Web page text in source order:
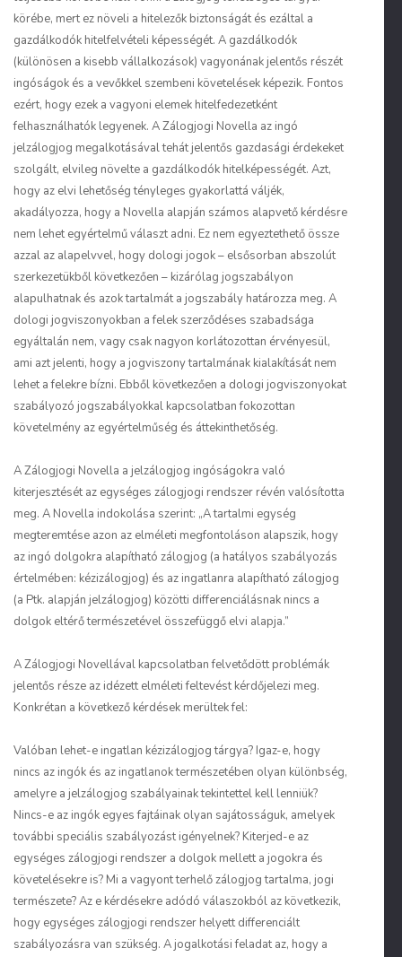
körébe, mert ez növeli a hitelezők biztonságát és ezáltal a
gazdálkodók hitelfelvételi képességét. A gazdálkodók
(különösen a kisebb vállalkozások) vagyonának jelentős részét
ingóságok és a vevőkkel szembeni követelések képezik. Fontos
ezért, hogy ezek a vagyoni elemek hitelfedezetként
felhasználhatók legyenek. A Zálogjogi Novella az ingó
jelzálogjog megalkotásával tehát jelentős gazdasági érdekeket
szolgált, elvileg növelte a gazdálkodók hitelképességét. Azt,
hogy az elvi lehetőség tényleges gyakorlattá váljék,
akadályozza, hogy a Novella alapján számos alapvető kérdésre
nem lehet egyértelmű választ adni. Ez nem egyeztethető össze
azzal az alapelvvel, hogy dologi jogok – elsősorban abszolút
szerkezetükből következően – kizárólag jogszabályon
alapulhatnak és azok tartalmát a jogszabály határozza meg. A
dologi jogviszonyokban a felek szerződéses szabadsága
egyáltalán nem, vagy csak nagyon korlátozottan érvényesül,
ami azt jelenti, hogy a jogviszony tartalmának kialakítását nem
lehet a felekre bízni. Ebből következően a dologi jogviszonyokat
szabályozó jogszabályokkal kapcsolatban fokozottan
követelmény az egyértelműség és áttekinthetőség.
A Zálogjogi Novella a jelzálogjog ingóságokra való
kiterjesztését az egységes zálogjogi rendszer révén valósította
meg. A Novella indokolása szerint: „A tartalmi egység
megteremtése azon az elméleti megfontoláson alapszik, hogy
az ingó dolgokra alapítható zálogjog (a hatályos szabályozás
értelmében: kézizálogjog) és az ingatlanra alapítható zálogjog
(a Ptk. alapján jelzálogjog) közötti differenciálásnak nincs a
dolgok eltérő természetével összefüggő elvi alapja.”
A Zálogjogi Novellával kapcsolatban felvetődött problémák
jelentős része az idézett elméleti feltevést kérdőjelezi meg.
Konkrétan a következő kérdések merültek fel:
Valóban lehet-e ingatlan kézizálogjog tárgya? Igaz-e, hogy
nincs az ingók és az ingatlanok természetében olyan különbség,
amelyre a jelzálogjog szabályainak tekintettel kell lenniük?
Nincs-e az ingók egyes fajtáinak olyan sajátosságuk, amelyek
további speciális szabályozást igényelnek? Kiterjed-e az
egységes zálogjogi rendszer a dolgok mellett a jogokra és
követelésekre is? Mi a vagyont terhelő zálogjog tartalma, jogi
természete? Az e kérdésekre adódó válaszokból az következik,
hogy egységes zálogjogi rendszer helyett differenciált
szabályozásra van szükség. A jogalkotási feladat az, hogy a